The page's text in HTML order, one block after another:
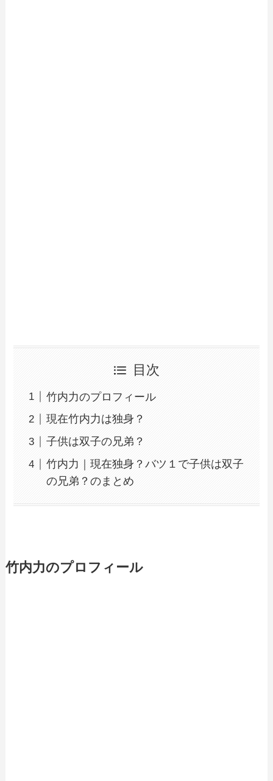
目次
竹内力のプロフィール
現在竹内力は独身？
子供は双子の兄弟？
竹内力｜現在独身？バツ１で子供は双子
の兄弟？のまとめ
竹内力のプロフィール